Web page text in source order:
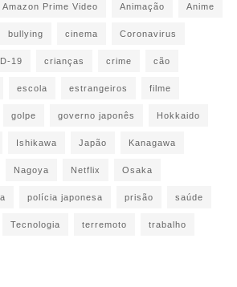
Amazon Prime Video Animação Anime
bullying cinema Coronavirus
19 crianças crime cão
escola estrangeiros filme
golpe governo japonês Hokkaido
Ishikawa Japão Kanagawa
Nagoya Netflix Osaka
polícia japonesa prisão saúde
Tecnologia terremoto trabalho